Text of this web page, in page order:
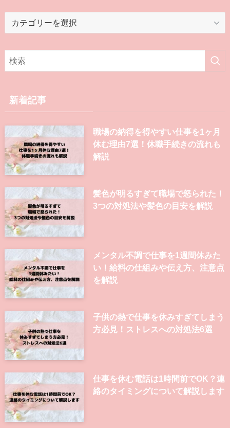
リ
新着記事
職場の納得を得やすい仕事を1ヶ月
休む理由7選！休職手続きの流れも
解説
髪色が明るすぎて職場で怒られた！
3つの対処法や髪色の目安を解説
メンタル不調で仕事を1週間休みた
い！給料の仕組みや伝え方、注意点
を解説
子供の熱で仕事を休みすぎてしまう
方必見！ストレスへの対処法6選
仕事を休む電話は1時間前でOK？連
絡のタイミングについて解説します